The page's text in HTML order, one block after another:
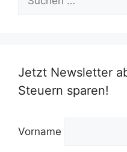
nach:
Jetzt Newsletter
Steuern sparen!
Vorname